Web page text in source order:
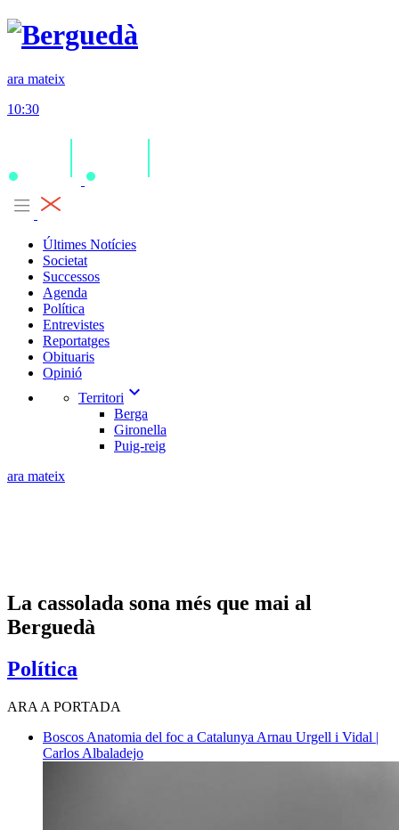
ara mateix
10:30
Últimes Notícies
Societat
Successos
Agenda
Política
Entrevistes
Reportatges
Obituaris
Opinió
Territori expand_more
Berga
Gironella
Puig-reig
ara mateix
La cassolada sona més que mai al
Berguedà
Política
ARA A PORTADA
Boscos Anatomia del foc a Catalunya Arnau Urgell i Vidal |
Carlos Albaladejo